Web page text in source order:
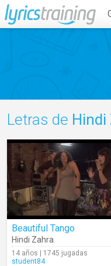
Letras de Hindi
Beautiful Tango
Hindi Zahra
14 años | 1745 jugadas
student84